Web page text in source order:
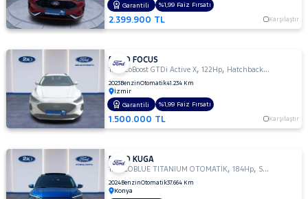
SEAT
SKODA
SSANGYONG
SUBARU
TESLA
TOGG
TOYOTA
TRAKTÖR
VOLKSWAGEN
VOLVO
2.399.900 TL Karşılaştır
Garantili %1,99 Faiz Fırsatı
FORD FOCUS
1.0 EcoBoost GTDi Active X,122Hp, Hatchback 5 Kapı
2023BenzinOtomatik41.234 Km
İzmir
1.500.000 TL Karşılaştır
Garantili %1,99 Faiz Fırsatı
FORD KUGA
1.5 ECOBLUE TITANIUM OTOMATİK,184Hp, SUV
2024BenzinOtomatik37.664 Km
Konya